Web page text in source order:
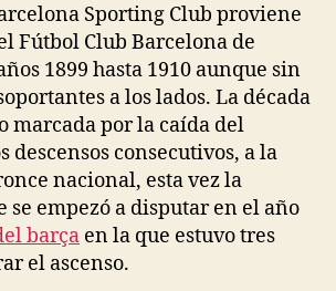
Sporting Club proviene
Fútbol Club Barcelona de
1899 hasta 1910 aunque sin
a los lados. La década
marcada por la caída del
descensos consecutivos, a la
nacional, esta vez la
se empezó a disputar en el año
barça en la que estuvo tres
el ascenso.